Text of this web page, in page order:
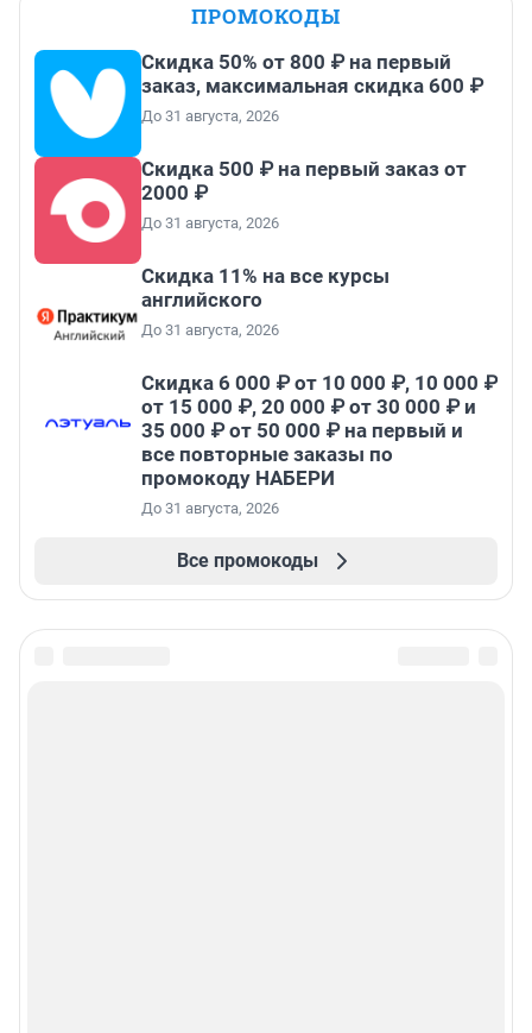
ПРОМОКОДЫ
Скидка 50% от 800 ₽ на первый
заказ, максимальная скидка 600 ₽
До 31 августа, 2026
Скидка 500 ₽ на первый заказ от
2000 ₽
До 31 августа, 2026
Скидка 11% на все курсы
английского
До 31 августа, 2026
Скидка 6 000 ₽ от 10 000 ₽, 10 000 ₽
от 15 000 ₽, 20 000 ₽ от 30 000 ₽ и
35 000 ₽ от 50 000 ₽ на первый и
все повторные заказы по
промокоду НАБЕРИ
До 31 августа, 2026
Все промокоды